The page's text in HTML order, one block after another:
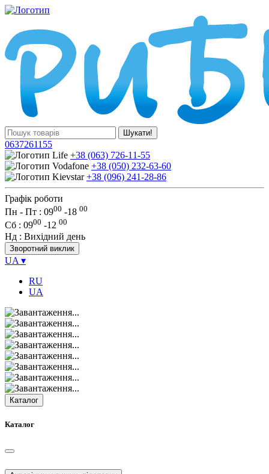
Шукати!
0637261155
+38 (063) 726-11-55
+38 (050) 232-63-60
+38 (096) 241-28-86
Графік роботи
Пн - Пт : 0900 -18 00
Сб : 0900 -12 00
Нд : Вихідний день
Зворотний виклик
UA ▾
RU
UA
Каталог
Каталог